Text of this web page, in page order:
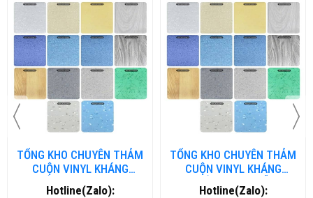
TỔNG KHO CHUYÊN THẢM
CUỘN VINYL KHÁNG
KHUẨN TẠI ĐÀ NẴNG
Hotline(Zalo):
TỔNG KHO CHUYÊN THẢM
CUỘN VINYL KHÁNG
KHUẨN TẠI HÀ NỘI
Hotline(Zalo):